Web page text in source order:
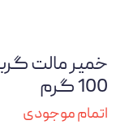
100 گرم
اتمام موجودی